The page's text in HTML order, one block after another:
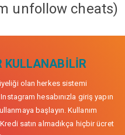
unfollow cheats)
KULLANABILIR
olan herkes sistemi
hesabınızla giriş yapın
başlayın. Kullanım
satın almadıkça hiçbir ücret